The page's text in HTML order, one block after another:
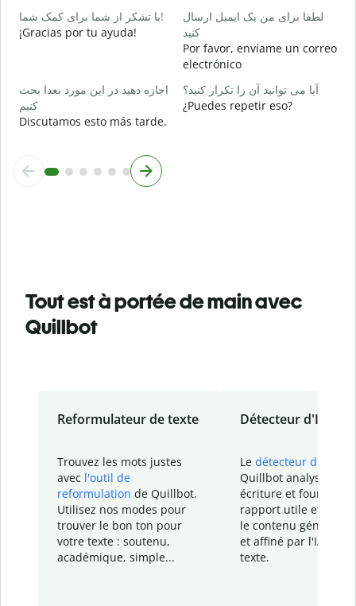
با تشکر از شما برای کمک شما!
¡Gracias por tu ayuda!
لطفا برای من یک ایمیل ارسال
کنید
Por favor, envíame un correo
electrónico
اجازه دهید در این مورد بعدا بحث
کنیم
Discutamos esto más tarde.
آیا می توانید آن را تکرار کنید؟
¿Puedes repetir eso?
Tout est à portée de main avec
Quillbot
Reformulateur de texte
Trouvez les mots justes
avec l'outil de
reformulation de Quillbot.
Utilisez nos modes pour
trouver le bon ton pour
votre texte : soutenu,
académique, simple...
Détecteur d'IA
Le détecteur d'IA
Quillbot analyse votre
écriture et fournit un
rapport utile et
le contenu généré
et affiné par l'IA
texte.